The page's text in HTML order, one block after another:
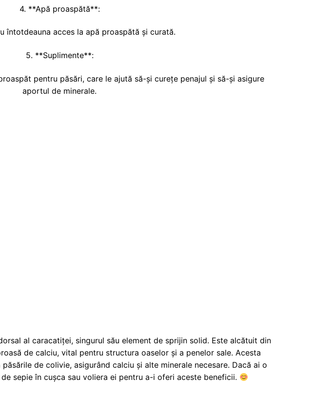
4. **Apă proaspătă**:
întotdeauna acces la apă proaspătă și curată.
5. **Suplimente**:
pentru păsări, care le ajută să-și curețe penajul și să-și asigure
aportul de minerale.
al caracatiței, singurul său element de sprijin solid. Este alcătuit din
de calciu, vital pentru structura oaselor și a penelor sale. Acesta
de colivie, asigurând calciu și alte minerale necesare. Dacă ai o
sepie în cușca sau voliera ei pentru a-i oferi aceste beneficii.